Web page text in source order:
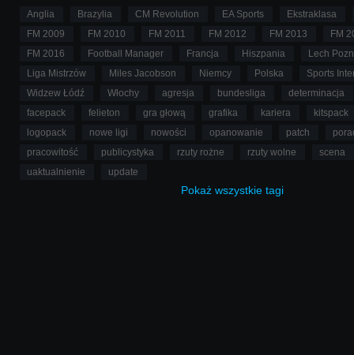
Anglia Brazylia CM Revolution EA Sports
Ekstraklasa
FM 2009
FM 2010 FM 2011 FM 2012 FM 2013
FM
FM 2016
Football Manager Francja Hiszpania
Lech
Liga Mistrzów
Miles Jacobson Niemcy Polska
Sports
Widzew Łódź
Włochy agresja bundesliga
determinacja
facepack
felieton gra głową grafika kariera
kitspack
logopack
nowe ligi nowości opanowanie patch
pracowitość
publicystyka rzuty rożne rzuty wolne
scena
uaktualnienie
update
Pokaż wszystkie tagi